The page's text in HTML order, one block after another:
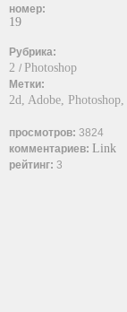
номер:
19
Рубрика:
2 / Photoshop
Метки:
2d, Adobe, Photoshop,
просмотров: 3824
комментариев: Link
рейтинг: 3